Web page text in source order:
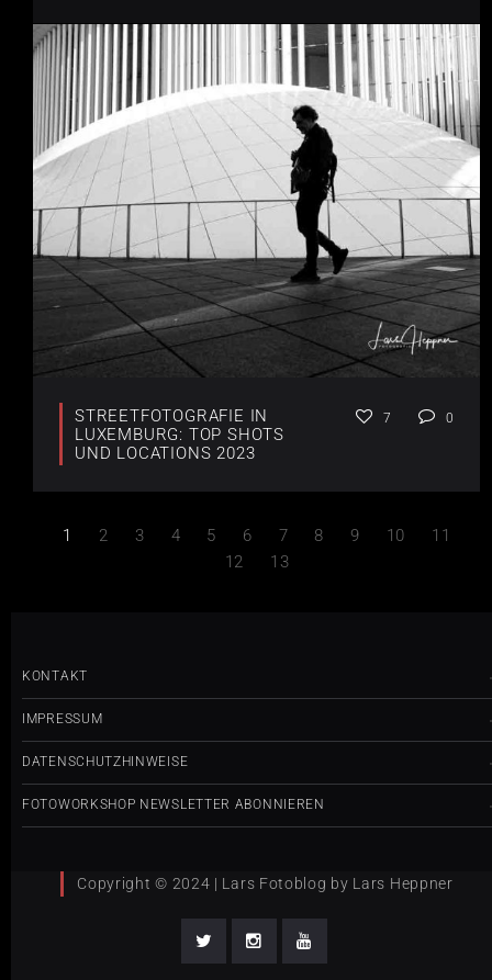
STREETFOTOGRAFIE IN
LUXEMBURG: TOP SHOTS
UND LOCATIONS 2023
7 0
1 2 3 4 5 6 7 8 9 10
11
12
13
KONTAKT
IMPRESSUM
DATENSCHUTZHINWEISE
FOTOWORKSHOP NEWSLETTER ABONNIEREN
Copyright © 2024 | Lars Fotoblog by Lars Heppner